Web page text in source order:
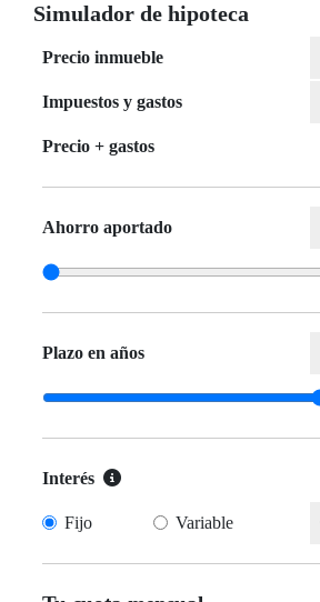
Simulador de hipoteca
Precio inmueble
Impuestos y gastos
Precio + gastos
Ahorro aportado
Plazo en años
Interés
Fijo Variable